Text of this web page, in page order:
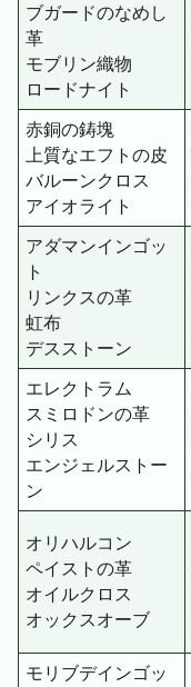
ブガードのなめし
革
モブリン織物
ロードナイト
赤銅の鋳塊
上質なエフトの皮
バルーンクロス
アイオライト
アダマンインゴッ
ト
リンクスの革
虹布
デスストーン
エレクトラム
スミロドンの革
シリス
エンジェルストー
ン
オリハルコン
ペイストの革
オイルクロス
オックスオーブ
モリブデインゴッ